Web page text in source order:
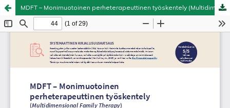
MDFT – Monimuotoinen perheterapeuttinen työskentely (Multidimensional Family Therapy)
Palvelua ylläpitääTieteellisten seurain valtuuskunta